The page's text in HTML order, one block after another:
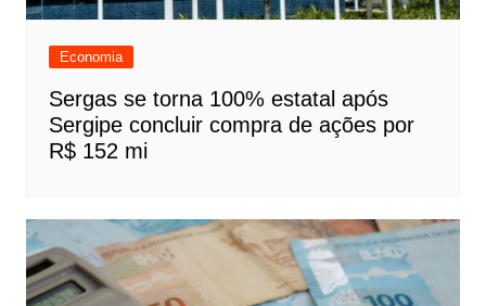
Economia
Sergas se torna 100% estatal após
Sergipe concluir compra de ações por
R$ 152 mi